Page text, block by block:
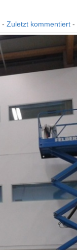
- Zuletzt kommentiert -